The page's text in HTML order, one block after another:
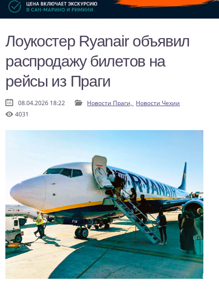
Лоукостер Ryanair объявил
распродажу билетов на
рейсы из Праги
08.04.2026 18:22 Новости Праги, Новости Чехии
4031